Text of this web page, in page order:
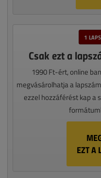
1
Csak ezt a
1990 Ft-ért, online
megvásárolhatja a
ezzel hozzáférést kap a
EZT A